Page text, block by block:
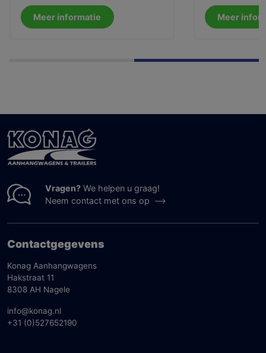
Meer
Meer informatie
Vragen? We helpen u graag!
Neem contact met ons op
Contactgegevens
Konag Aanhangwagens
Hakstraat 11
8308 AH Nagele
info@konag.nl
+31 (0)527652190